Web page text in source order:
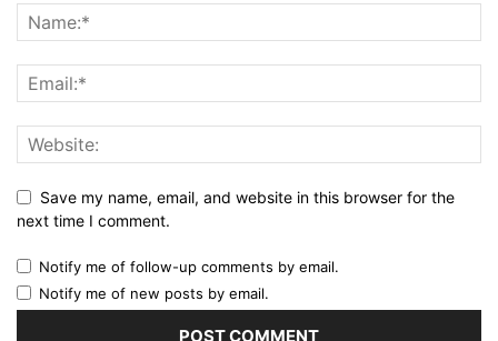
Save my name, email, and website in this browser for the
next time I comment.
Notify me of follow-up comments by email.
Notify me of new posts by email.